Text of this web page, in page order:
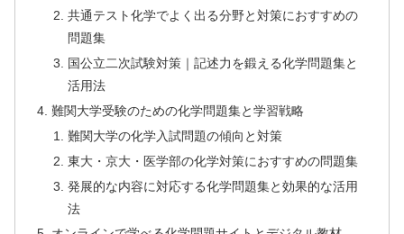
共通テスト化学でよく出る分野と対策におすすめの
問題集
国公立二次試験対策｜記述力を鍛える化学問題集と
活用法
難関大学受験のための化学問題集と学習戦略
難関大学の化学入試問題の傾向と対策
東大・京大・医学部の化学対策におすすめの問題集
発展的な内容に対応する化学問題集と効果的な活用
法